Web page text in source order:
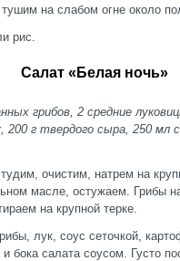
на слабом огне около
рис.
Салат «Белая ночь»
грибов, 2 средние
200 г твердого сыра, 250
очистим, натрем на
масле, остужаем. Грибы
на крупной терке.
лук, соус сеточкой,
бока салата соусом. Густо